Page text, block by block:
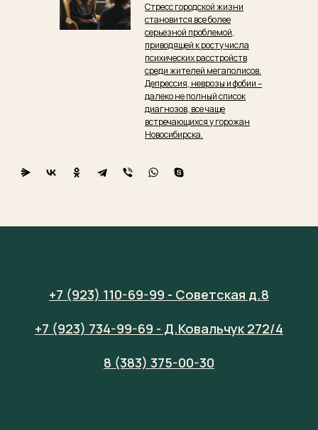
Стресс городской жизни
становится все более
серьезной проблемой,
приводящей к росту числа
психических расстройств
среди жителей мегаполисов.
Депрессия, неврозы и фобии –
далеко не полный список
диагнозов, все чаще
встречающихся у горожан
Новосибирска.
+7 (923) 110-69-99 - Советская д.8
+7 (923) 734-99-69 - Д.Ковальчук 272/4
8 (383) 375-00-30